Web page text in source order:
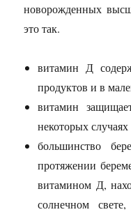
новорожденных
это так.
витамин Д
продуктов и в
витамин
некоторых
большинство
протяжении
витамином Д,
солнечном